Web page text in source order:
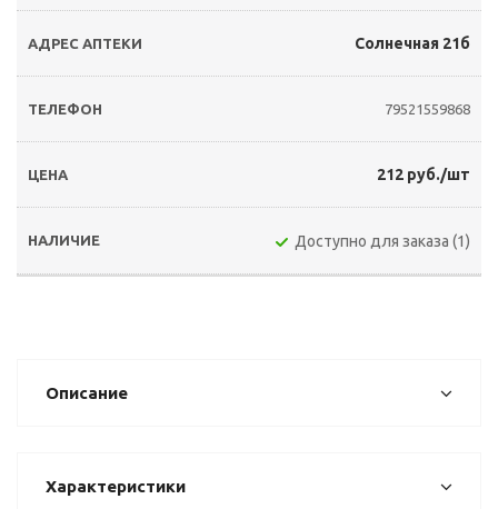
Солнечная 21б
79521559868
212 руб./шт
Доступно для заказа (1)
Описание
Характеристики